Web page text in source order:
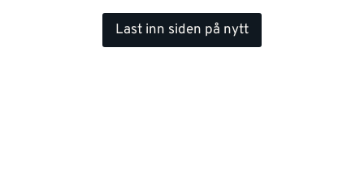
Last inn siden på nytt